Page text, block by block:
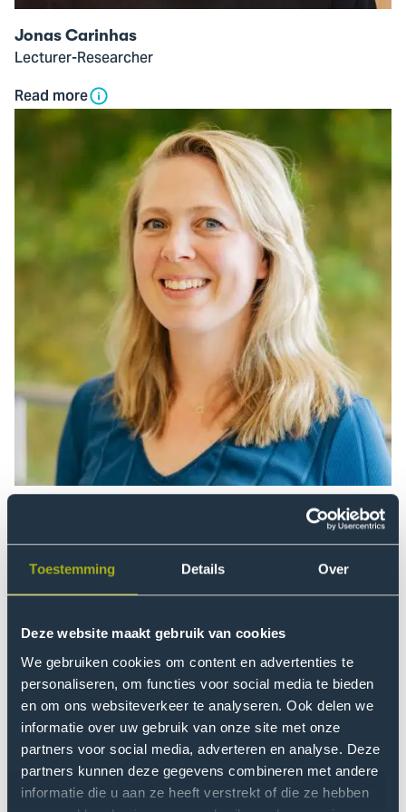
Toestemming Details Over
Deze website maakt gebruik van cookies
We gebruiken cookies om content en advertenties te
personaliseren, om functies voor social media te bieden
en om ons websiteverkeer te analyseren. Ook delen we
informatie over uw gebruik van onze site met onze
partners voor social media, adverteren en analyse. Deze
partners kunnen deze gegevens combineren met andere
informatie die u aan ze heeft verstrekt of die ze hebben
Jonas Carinhas
Lecturer-Researcher
Read more
Open
dr.
Aniek
Draaisma
Researcher
Read more
Open
modal
of
Barry
Verbeek